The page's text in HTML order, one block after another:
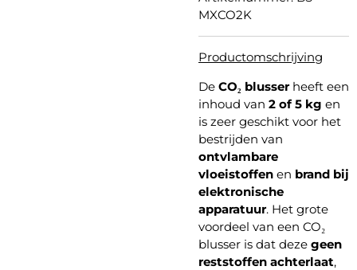
MXCO2K
Productomschrijving
De CO₂ blusserheeft een
inhoud van 2 of 5 kg en
is zeer geschikt voor het
bestrijden van
ontvlambare
vloeistoffen en brand bij
elektronische
apparatuur. Het grote
voordeel van een CO₂
blusser is dat deze geen
reststoffen achterlaat,